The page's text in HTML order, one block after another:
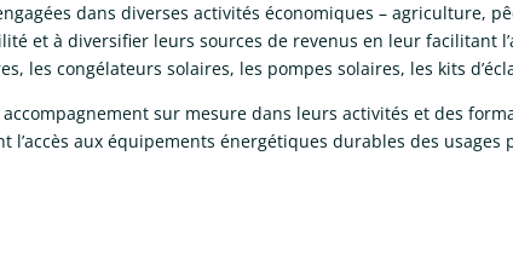
dans diverses activités économiques – agriculture,
et à diversifier leurs sources de revenus en leur facilitant
les congélateurs solaires, les pompes solaires, les kits
sur mesure dans leurs activités et des
aux équipements énergétiques durables des usages